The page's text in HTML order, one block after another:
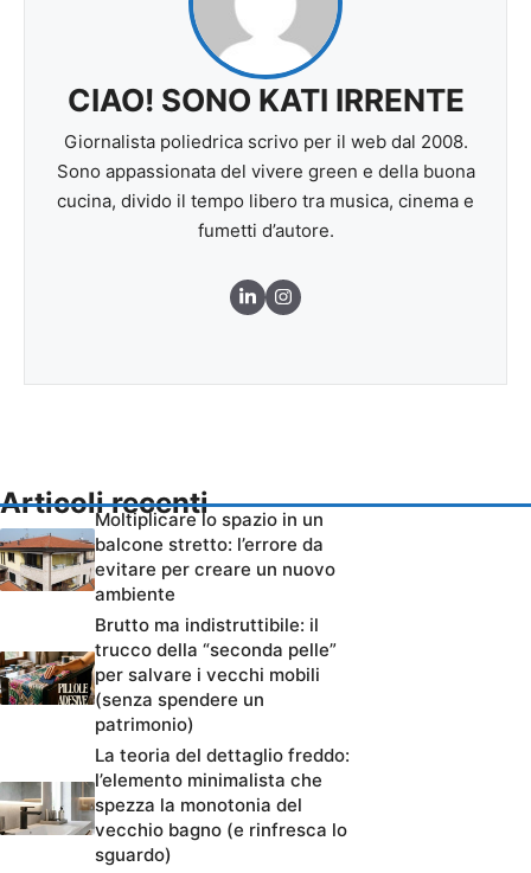
CIAO! SONO KATI IRRENTE
Giornalista poliedrica scrivo per il web dal 2008.
Sono appassionata del vivere green e della buona
cucina, divido il tempo libero tra musica, cinema e
fumetti d’autore.
Articoli recenti
Moltiplicare lo spazio in un
balcone stretto: l’errore da
evitare per creare un nuovo
ambiente
Brutto ma indistruttibile: il
trucco della “seconda pelle”
per salvare i vecchi mobili
(senza spendere un
patrimonio)
La teoria del dettaglio freddo:
l’elemento minimalista che
spezza la monotonia del
vecchio bagno (e rinfresca lo
sguardo)